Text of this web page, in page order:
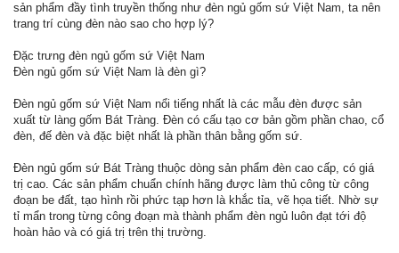
sản phẩm đầy tình truyền thống như đèn ngủ gốm sứ Việt Nam, ta nên
trang trí cùng đèn nào sao cho hợp lý?
Đặc trưng đèn ngủ gốm sứ Việt Nam
Đèn ngủ gốm sứ Việt Nam là đèn gì?
Đèn ngủ gốm sứ Việt Nam nổi tiếng nhất là các mẫu đèn được sản
xuất từ làng gốm Bát Tràng. Đèn có cấu tạo cơ bản gồm phần chao, cổ
đèn, đế đèn và đặc biệt nhất là phần thân bằng gốm sứ.
Đèn ngủ gốm sứ Bát Tràng thuộc dòng sản phẩm đèn cao cấp, có giá
trị cao. Các sản phẩm chuẩn chính hãng được làm thủ công từ công
đoạn be đất, tạo hình rồi phức tạp hơn là khắc tỉa, vẽ họa tiết. Nhờ sự
tỉ mẩn trong từng công đoạn mà thành phẩm đèn ngủ luôn đạt tới độ
hoàn hảo và có giá trị trên thị trường.